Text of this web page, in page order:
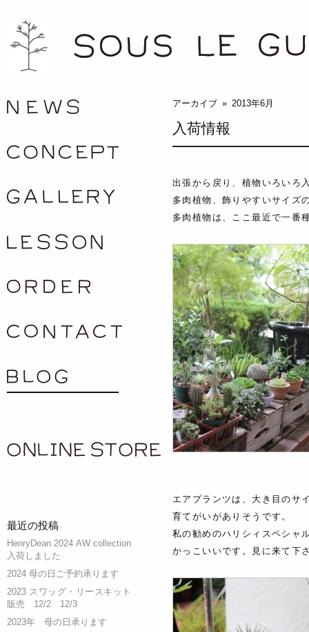
/news
concept
gallery
order
contact
blog
ONLINE SHOP
最近の投稿
HenryDean 2024 AW collection
入荷しました
2024 母の日ご予約承ります
2023 スワッグ・リースキット
販売 12/2 12/3
2023年 母の日承ります
アーカイブ » 2013年6月
入荷情報
出張から戻り、植物いろいろ
多肉植物、飾りやすいサイズ
多肉植物は、ここ最近で一番
エアプランツは、大き目のサ
育てがいがありそうです。
私の勧めのハリシィスペシャ
かっこいいです。見に来て下